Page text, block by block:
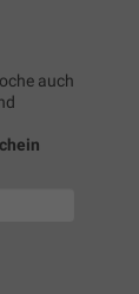
auch